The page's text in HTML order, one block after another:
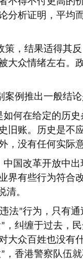
分析证明，平均
，结果适得其反
众情绪左右。
例推出一般结论
如何在给定的历
旧账。历史是不
没有任何实际
中国改革开放中
界有些行为符合
清。
违法”行为，只有
” ，纠缠于过去，
大众百姓也没有
” ，香港警察队伍